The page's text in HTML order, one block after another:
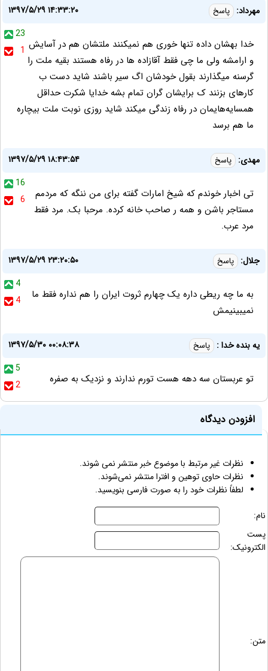
مهرداد: پاسخ
۱۳۹۷/۵/۲۹ ۱۴:۳۳:۲۰
23
1 خدا بهشان داده تنها خوری هم نمیکنند ملتشان هم در آسایش
و ارامشه ولی ما چی فقط آقازاده ها در رفاه هستند بقیه ملت را
گرسنه میگذارند بقول خودشان اگ سیر باشند شاید دست ب
کارهای بزنند ک برایشان گران تمام بشه خدایا شکرت حداقل
همسایه‌هایمان در رفاه زندگی میکند شاید روزی نوبت ملت بیچاره
ما هم برسد
مهدی: پاسخ
۱۳۹۷/۵/۲۹ ۱۸:۴۳:۵۴
16
6
تی اخبار خوندم که شیخ امارات گفته برای من ننگه که مردمم
مستاجر باشن و همه ر صاحب خانه کرده. مرحبا بک. مرد فقط
مرد عرب.
جلال: پاسخ
۱۳۹۷/۵/۲۹ ۲۳:۲۰:۵۰
4
4
به ما چه ریطی داره یک چهارم ثروت ایران را هم نداره فقط ما
نمیبینیمش
یه بنده خدا : پاسخ
۱۳۹۷/۵/۳۰ ۰۰:۰۸:۳۸
5
2
تو عربستان سه دهه هست تورم ندارند و نزدیک به صفره
افزودن دیدگاه
نظرات غیر مرتبط با موضوع خبر منتشر نمی شوند.
نظرات حاوی توهین و افترا منتشر نمی‌شوند.
لطفاً نظرات خود را به صورت فارسی بنویسید.
نام:
پست
الکترونیک:
متن: